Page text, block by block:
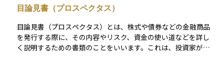
を向上させる手段の一つです。また、創業者やVCが投資を回収
（エグジット）する機会にもなり、優秀な人材を確保するため
のストックオプション制度の活用が可能になるといったメリッ
トもあります。一方で、上場後は業績や経営方針が市場の厳し
い評価を受けるため、ガバナンスの強化や継続的な成長が求め
目論見書（プロスペクタス）
目論見書（プロスペクタス）とは、株式や債券などの金融商品
を発行する際に、その内容やリスク、資金の使い道などを詳し
く説明するための書類のことをいいます。これは、投資家が商